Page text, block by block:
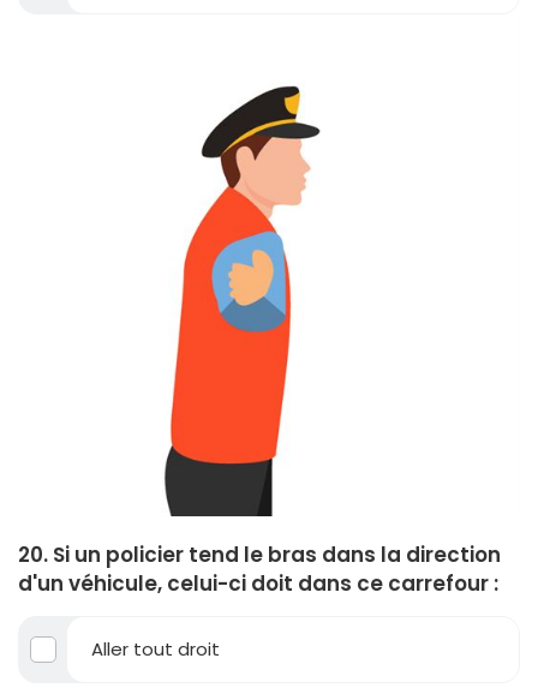
20. Si un policier tend le bras dans la direction
d'un véhicule, celui-ci doit dans ce carrefour :
Aller tout droit